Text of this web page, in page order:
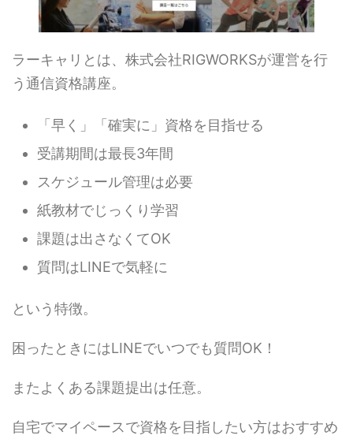
ラーキャリとは、株式会社RIGWORKSが運営を行
う通信資格講座。
「早く」「確実に」資格を目指せる
受講期間は最長3年間
スケジュール管理は必要
紙教材でじっくり学習
課題は出さなくてOK
質問はLINEで気軽に
という特徴。
困ったときにはLINEでいつでも質問OK！
またよくある課題提出は任意。
自宅でマイペースで資格を目指したい方はおすすめ